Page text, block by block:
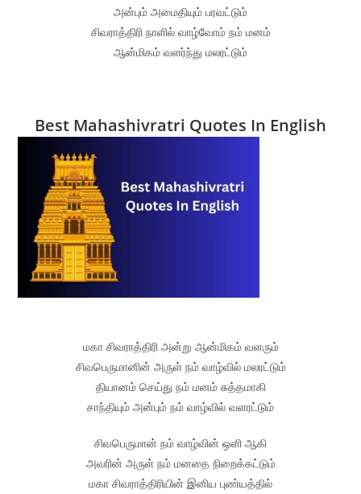
அன்பும் அமைதியும் பரவட்டும்
சிவராத்திரி நாளில் வாழ்வோம் நம் மனம்
ஆன்மிகம் வளர்ந்து மலரட்டும்
Best Mahashivratri Quotes In English
மகா சிவராத்திரி அன்று ஆன்மிகம் வளரும்
சிவபெருமானின் அருள் நம் வாழ்வில் மலரட்டும்
தியானம் செய்து நம் மனம் சுத்தமாகி
சாந்தியும் அன்பும் நம் வாழ்வில் வளரட்டும்
சிவபெருமான் நம் வாழ்வின் ஒளி ஆகி
அவரின் அருள் நம் மனதை நிறைக்கட்டும்
மகா சிவராத்திரியின் இனிய புண்யத்தில்